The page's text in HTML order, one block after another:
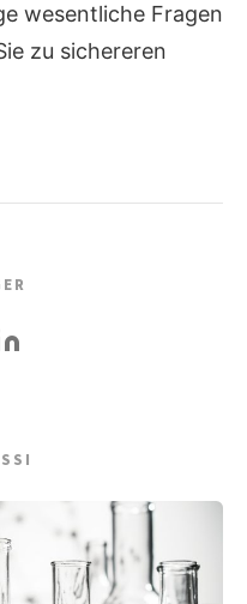
wesentliche Fragen
zu sichereren